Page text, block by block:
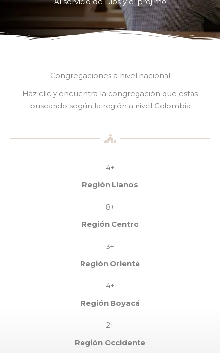
Congregaciones a nivel nacional
Haz clic y encuentra la congregación que estas
buscando según la región a nivel Colombia
4+
Región Llanos
8+
Región Centro
3+
Región Oriente
4+
Región Boyacá
2+
Región Occidente